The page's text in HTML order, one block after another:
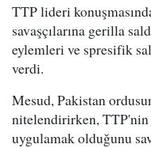
TTP lideri
savaşçılarına gerilla
eylemleri ve spresifik
verdi.
Mesud, Pakistan
nitelendirirken, TTP'nin
uygulamak olduğunu